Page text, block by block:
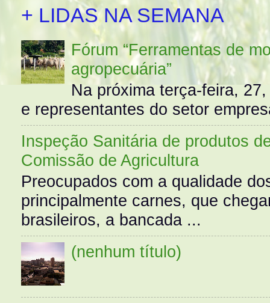
+ LIDAS NA SEMANA
Fórum “Ferramentas de
agropecuária”
Na próxima terça-feira,
e representantes do setor
Inspeção Sanitária de produtos
Comissão de Agricultura
Preocupados com a qualidade
principalmente carnes, que
brasileiros, a bancada ...
(nenhum título)